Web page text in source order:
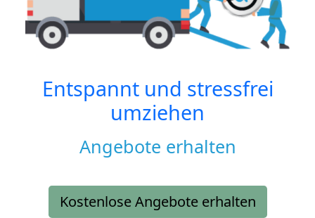
Entspannt und stressfrei
umziehen
Angebote erhalten
Kostenlose Angebote erhalten